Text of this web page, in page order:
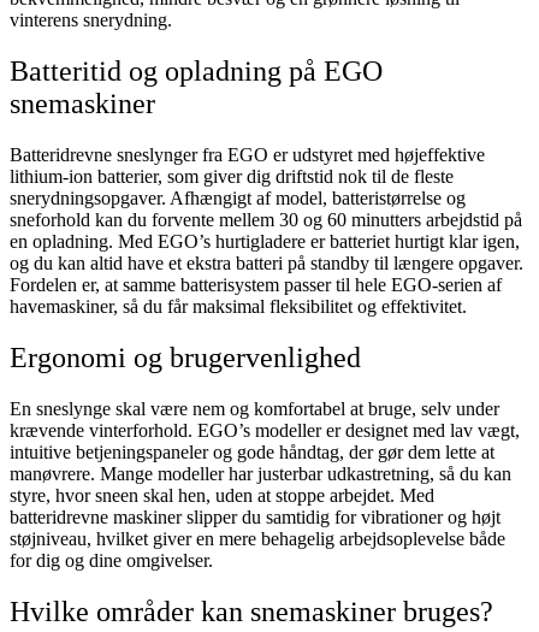
vinterens snerydning.
Batteritid og opladning på EGO
snemaskiner
Batteridrevne sneslynger fra EGO er udstyret med højeffektive
lithium-ion batterier, som giver dig driftstid nok til de fleste
snerydningsopgaver. Afhængigt af model, batteristørrelse og
sneforhold kan du forvente mellem 30 og 60 minutters arbejdstid på
en opladning. Med EGO’s hurtigladere er batteriet hurtigt klar igen,
og du kan altid have et ekstra batteri på standby til længere opgaver.
Fordelen er, at samme batterisystem passer til hele EGO-serien af
havemaskiner, så du får maksimal fleksibilitet og effektivitet.
Ergonomi og brugervenlighed
En sneslynge skal være nem og komfortabel at bruge, selv under
krævende vinterforhold. EGO’s modeller er designet med lav vægt,
intuitive betjeningspaneler og gode håndtag, der gør dem lette at
manøvrere. Mange modeller har justerbar udkastretning, så du kan
styre, hvor sneen skal hen, uden at stoppe arbejdet. Med
batteridrevne maskiner slipper du samtidig for vibrationer og højt
støjniveau, hvilket giver en mere behagelig arbejdsoplevelse både
for dig og dine omgivelser.
Hvilke områder kan snemaskiner bruges?